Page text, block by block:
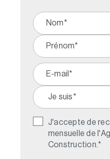
J'accepte de
mensuelle de
Construction. *